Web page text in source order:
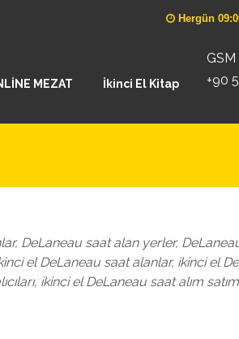
Hergün
+90
MEZAT İkinci El Kitap
DeLaneau saat alan yerler,
el DeLaneau saat alanlar, ikinci el
ikinci el DeLaneau saat alım